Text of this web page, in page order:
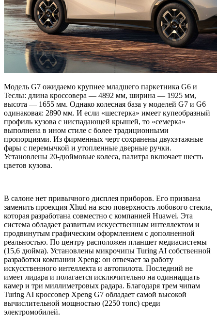
Модель G7 ожидаемо крупнее младшего паркетника G6 и
Теслы: длина кроссовера — 4892 мм, ширина — 1925 мм,
высота — 1655 мм. Однако колесная база у моделей G7 и G6
одинаковая: 2890 мм. И если «шестерка» имеет купеобразный
профиль кузова с ниспадающей крышей, то «семерка»
выполнена в ином стиле с более традиционными
пропорциями. Из фирменных черт сохранены двухэтажные
фары с перемычкой и утопленные дверные ручки.
Установлены 20-дюймовые колеса, палитра включает шесть
цветов кузова.
В салоне нет привычного дисплея приборов. Его призвана
заменить проекция Xhud на всю поверхность лобового стекла,
которая разработана совместно с компанией Huawei. Эта
система обладает развитым искусственным интеллектом и
продвинутым графическим оформлением с дополненной
реальностью. По центру расположен планшет медиасистемы
(15,6 дюйма). Установлены микрочипы Turing AI собственной
разработки компании Xpeng: он отвечает за работу
искусственного интеллекта и автопилота. Последний не
имеет лидара и полагается исключительно на одиннадцать
камер и три миллиметровых радара. Благодаря трем чипам
Turing AI кроссовер Xpeng G7 обладает самой высокой
вычислительной мощностью (2250 топс) среди
электромобилей.